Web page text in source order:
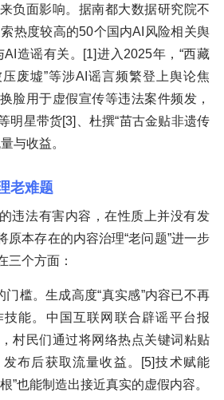
负面影响。据南都大数据研究院不
热度较高的50个国内AI风险相关舆
造谣有关。[1]进入2025年，“西藏
废墟”等涉AI谣言频繁登上舆论焦
脸用于虚假宣传等违法案件频发，
明星带货[3]、杜撰“苗古金贴非遗传
与收益。
老难题
违法有害内容，在性质上并没有发
原本存在的内容治理“老问题”进一步
三个方面：
门槛。生成高度“真实感”内容已不再
能。中国互联网联合辟谣平台报
村民们通过将网络热点关键词粘贴
布后获取流量收益。[5]技术赋能
”也能制造出接近真实的虚假内容。